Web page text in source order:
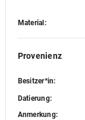
Material:
Provenienz
Besitzer*in:
Datierung:
Anmerkung: